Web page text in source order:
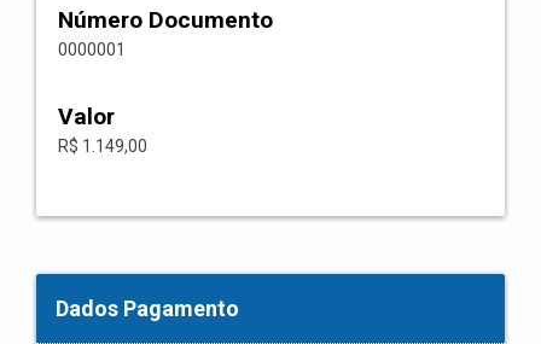
Número Documento
0000001
Valor
R$ 1.149,00
Dados Pagamento